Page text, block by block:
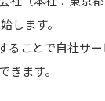
します。
ことで自社サー
きます。